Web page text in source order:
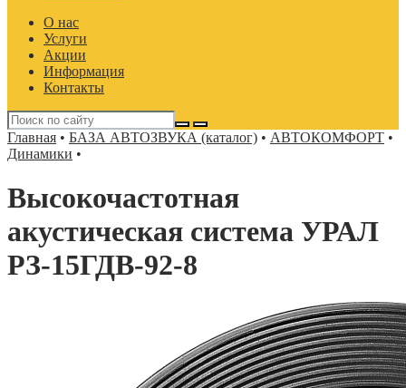
О нас
Услуги
Акции
Информация
Контакты
Главная • БАЗА АВТОЗВУКА (каталог) • АВТОКОМФОРТ •
Динамики •
Высокочастотная
акустическая система УРАЛ
РЗ-15ГДВ-92-8